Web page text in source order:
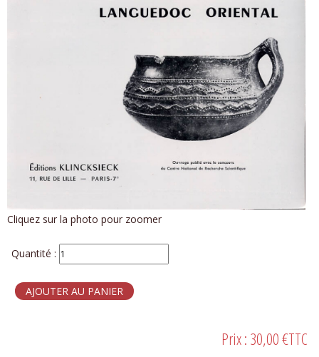
Cliquez sur la photo pour zoomer
Quantité :
Prix : 30,00 €TTC